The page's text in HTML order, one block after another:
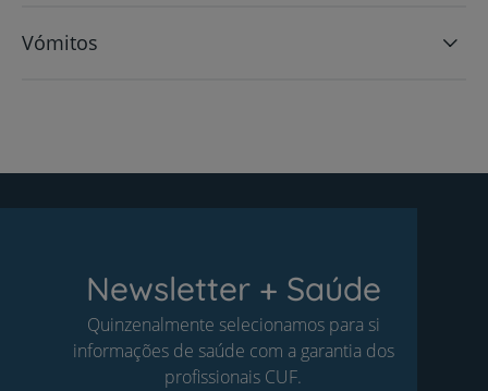
Vómitos
Newsletter + Saúde
Quinzenalmente selecionamos para si
informações de saúde com a garantia dos
profissionais CUF.